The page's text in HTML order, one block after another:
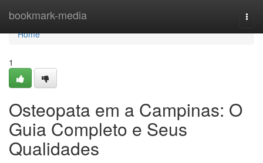
bookmark-media
Home
Home
1
Osteopata em a Campinas: O
Guia Completo e Seus
Qualidades